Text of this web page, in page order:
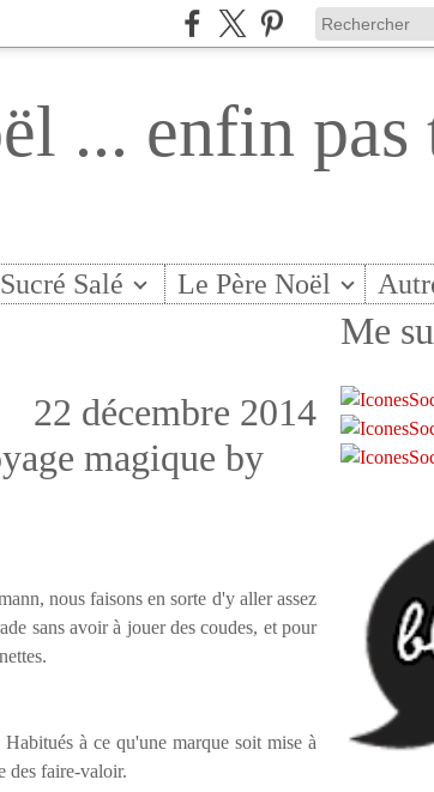
... enfin pas
Sucré Salé Le Père Noël
22 décembre 2014
magique by
nous faisons en sorte d'y aller assez
sans avoir à jouer des coudes, et pour
à ce qu'une marque soit mise à
des faire-valoir.
Me